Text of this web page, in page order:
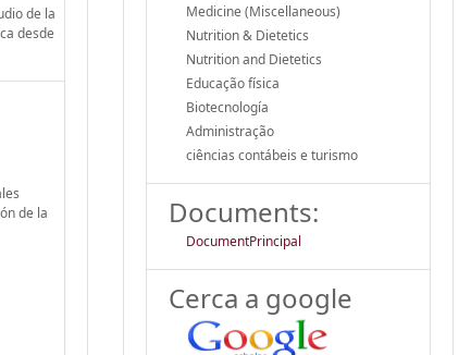
de la
desde
de la
Medicine (Miscellaneous)
Nutrition & Dietetics
Nutrition and Dietetics
Educação física
Biotecnología
Administração
ciências contábeis e turismo
Documents:
DocumentPrincipal
Cerca a google